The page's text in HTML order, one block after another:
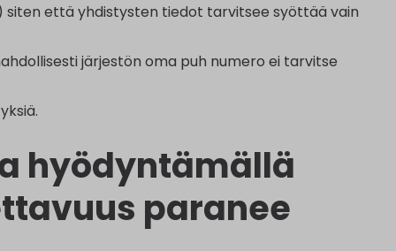
siten että yhdistysten tiedot tarvitsee syöttää vain
järjestön oma puh numero ei tarvitse
hyödyntämällä
paranee